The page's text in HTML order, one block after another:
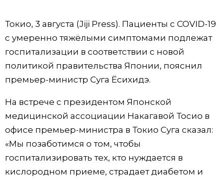
Разделы
Люди
Блог
Политика
Экономика
Популярные статьи
Японский язык
Японский калейдоскоп
Семья
Еда и напитки
official SNS
Токио, 3 августа (Jiji Press). Пациенты с COVID-19
с умеренно тяжёлыми симптомами подлежат
госпитализации в соответствии с новой
политикой правительства Японии, пояснил
премьер-министр Суга Ёсихидэ.
На встрече с президентом Японской
медицинской ассоциации Накагавой Тосио в
офисе премьер-министра в Токио Суга сказал:
«Мы позаботимся о том, чтобы
госпитализировать тех, кто нуждается в
кислородном приеме, страдает диабетом и